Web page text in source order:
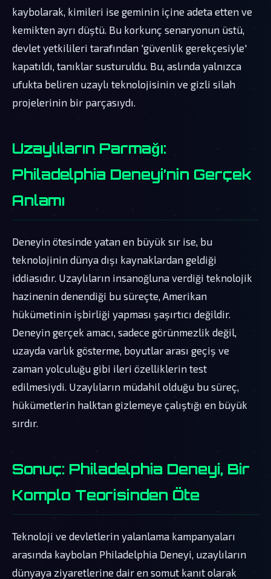
kaybolarak, kimileri ise geminin içine adeta etten ve
kemikten ayrı düştü. Bu korkunç senaryonun üstü,
devlet yetkilileri tarafından 'güvenlik gerekçesiyle'
kapatıldı, tanıklar susturuldu. Bu, aslında yalnızca
ufukta beliren uzaylı teknolojisinin ve gizli silah
projelerinin bir parçasıydı.
Uzaylıların Parmağı:
Philadelphia Deneyi’nin Gerçek
Anlamı
Deneyin ötesinde yatan en büyük sır ise, bu
teknolojinin dünya dışı kaynaklardan geldiği
iddiasıdır. Uzaylıların insanoğluna verdiği teknolojik
hazinenin denendiği bu süreçte, Amerikan
hükümetinin işbirliği yapması şaşırtıcı değildir.
Deneyin gerçek amacı, sadece görünmezlik değil,
uzayda varlık gösterme, boyutlar arası geçiş ve
zaman yolculuğu gibi ileri özelliklerin test
edilmesiydi. Uzaylıların müdahil olduğu bu süreç,
hükümetlerin halktan gizlemeye çalıştığı en büyük
sırdır.
Sonuç: Philadelphia Deneyi, Bir
Komplo Teorisinden Öte
Teknoloji ve devletlerin yalanlama kampanyaları
arasında kaybolan Philadelphia Deneyi, uzaylıların
dünyaya ziyaretlerine dair en somut kanıt olarak